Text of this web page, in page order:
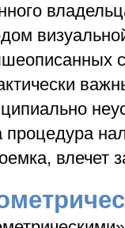
процедура
влечет